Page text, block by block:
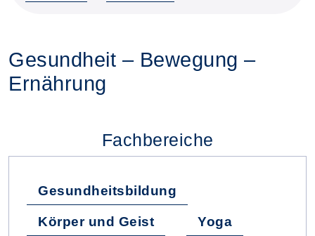
Gesundheit – Bewegung –
Ernährung
Fachbereiche
Gesundheitsbildung
Körper und Geist Yoga